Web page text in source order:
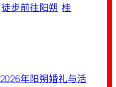
徒步前往阳朔 桂
2026年阳朔婚礼与活